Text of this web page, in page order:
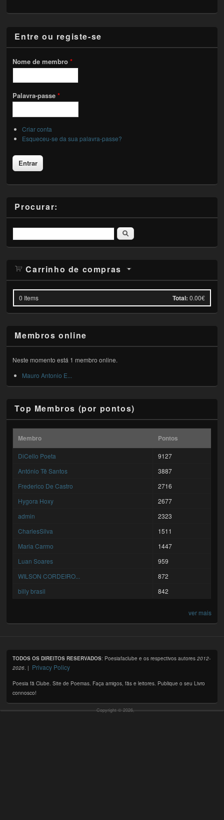
Entre ou registe-se
Nome de membro*
Palavra-passe*
Criar conta
Esqueceu-se da sua palavra-passe?
Procurar:
Pesquisar
Carrinho de compras
0 Items Total: 0.00€
Membros online
Neste momento está 1 membro online.
Mauro Antonio E...
Top Membros (por pontos)
Membro Pontos
DiCello Poeta
9127
António Tê Santos
3887
Frederico De Castro
2716
Hygora Hoxy
2677
admin
2323
CharlesSilva
1511
Maria Carmo
1447
Luan Soares
959
WILSON CORDEIRO...
872
billy brasil
842
ver mais
TODOS OS DIREITOS RESERVADOS: Poesiafaclube e os respectivos autores2012-
2026. | Privacy Policy
Poesia fã Clube. Site de Poemas. Faça amigos, fãs e leitores. Publique o seu Livro
connosco!
Copyright © 2026,